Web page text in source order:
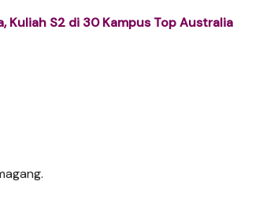
Kuliah S2 di 30 Kampus Top Australia